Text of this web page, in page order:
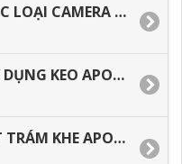
CHUYÊN BÁN CÁC LOẠI CAMERA WIFI AN NINH TRONG NHÀ GIÁ RẺ.
HƯỚNG DẪN SỬ DỤNG KEO APOLLO FOAM ĐÚNG CÁCH, TIẾT KIỆM.
CUNG CẤP CHẤT TRÁM KHE APOLLO FOAM GIÁ RẺ, GIAO HÀNG NHANH